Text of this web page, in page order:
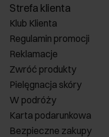
Strefa klienta
Klub Klienta
Regulamin promocji
Reklamacje
Zwróć produkty
Pielęgnacja skóry
W podróży
Karta podarunkowa
Bezpieczne zakupy